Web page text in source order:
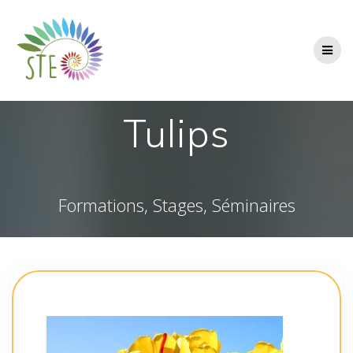
Tulips
Formations, Stages, Séminaires